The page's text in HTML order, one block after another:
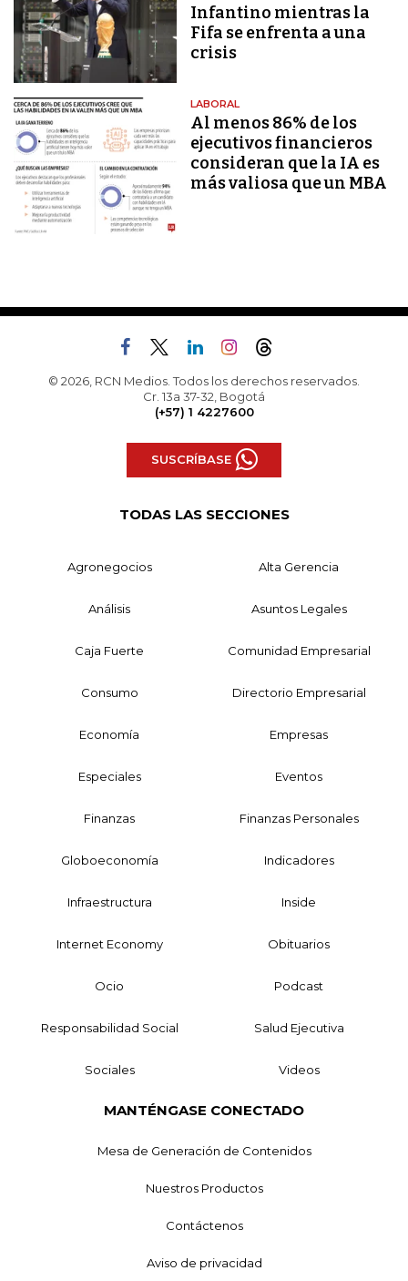
Infantino mientras la
Fifa se enfrenta a una
crisis
LABORAL
Al menos 86% de los
ejecutivos financieros
consideran que la IA es
más valiosa que un MBA
© 2026, RCN Medios. Todos los derechos reservados.
Cr. 13a 37-32, Bogotá
(+57) 1 4227600
SUSCRÍBASE
TODAS LAS SECCIONES
Agronegocios Alta Gerencia
Análisis Asuntos Legales
Caja Fuerte Comunidad Empresarial
Consumo Directorio Empresarial
Economía Empresas
Especiales Eventos
Finanzas Finanzas Personales
Globoeconomía Indicadores
Infraestructura Inside
Internet Economy Obituarios
Ocio Podcast
Responsabilidad Social Salud Ejecutiva
Sociales Videos
MANTÉNGASE CONECTADO
Mesa de Generación de Contenidos
Nuestros Productos
Contáctenos
Aviso de privacidad